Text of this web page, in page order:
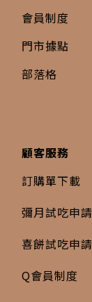
會員制度
門市據點
部落格
顧客服務
訂購單下載
彌月試吃申請
喜餅試吃申請
Q會員制度